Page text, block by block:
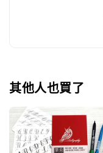
其他人也買了